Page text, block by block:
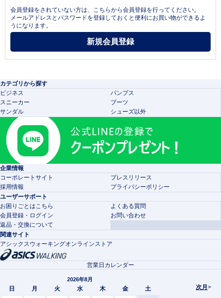
会員登録をされていない方は、こちらから会員登録を行ってください。
メールアドレスとパスワードを登録しておくと便利にお買い物ができるよ
うになります。
カテゴリから探す
ビジネス
パンプス
スニーカー
ブーツ
サンダル
シューズ以外
企業情報
コーポレートサイト
プレスリリース
採用情報
プライバシーポリシー
ユーザーサポート
お困りごとはこちら
よくある質問
会員登録・ログイン
お問い合わせ
返品・交換について
関連サイト
アシックスウォーキングオンラインストア
次月 >
営業日カレンダー
2026年8月
日 月 火 水 木 金 土